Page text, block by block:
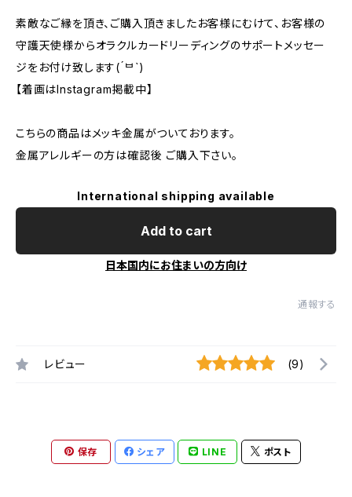
素敵なご縁を頂き、ご購入頂きましたお客様にむけて、お客様の
守護天使様からオラクルカードリーディングのサポートメッセー
ジをお付け致します( ́ᄇ`)
【着画はInstagram掲載中】
こちらの商品はメッキ金属がついております。
金属アレルギーの方は確認後 ご購入下さい。
International shipping available
Add to cart
日本国内にお住まいの方向け
通報する
レビュー (9)
保存 シェア LINE ポスト